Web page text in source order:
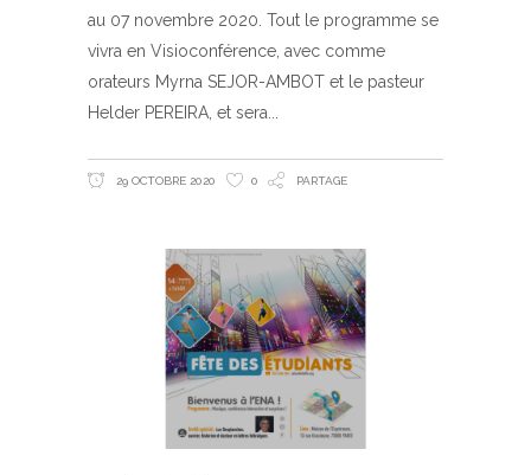
au 07 novembre 2020. Tout le programme se
vivra en Visioconférence, avec comme
orateurs Myrna SEJOR-AMBOT et le pasteur
Helder PEREIRA, et sera
29 OCTOBRE 2020 0 PARTAGE